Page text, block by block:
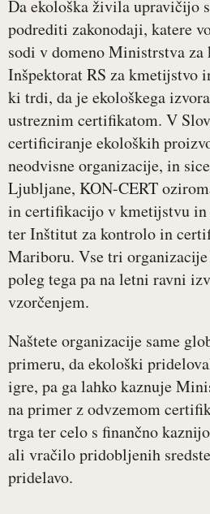
Da ekološka živila upravičijo
podrediti zakonodaji, katere
sodi v domeno Ministrstva za
Inšpektorat RS za kmetijstvo
ki trdi, da je ekološkega
ustreznim certifikatom. V
certificiranje ekoloških
neodvisne organizacije, in
Ljubljane, KON-CERT
in certifikacijo v kmetijstvu in
ter Inštitut za kontrolo in
Mariboru. Vse tri
poleg tega pa na letni ravni
vzorčenjem.
Naštete organizacije same
primeru, da ekološki
igre, pa ga lahko kaznuje
na primer z odvzemom
trga ter celo s finančno
ali vračilo pridobljenih
pridelavo.